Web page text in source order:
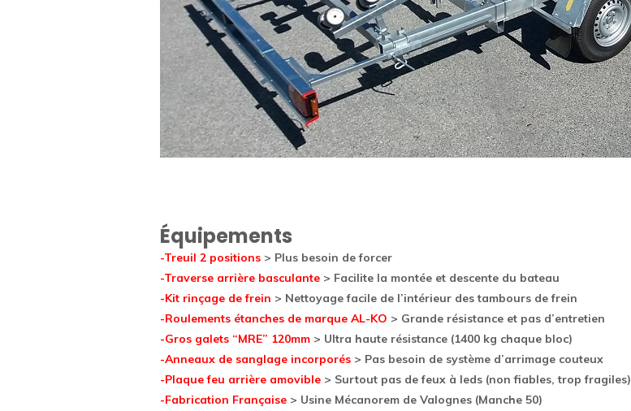
Équipements
-Treuil 2 positions > Plus besoin de forcer
-Traverse arrière basculante > Facilite la montée et descente du bateau
-Kit rinçage de frein > Nettoyage facile de l’intérieur des tambours de frein
-Roulements étanches de marque AL-KO > Grande résistance et pas d’entretien
-Gros galets “MRE” 120mm > Ultra haute résistance (1400 kg chaque bloc)
-Anneaux de sanglage incorporés > Pas besoin de système d’arrimage couteux
-Plaque feu arrière amovible > Surtout pas de feux à leds (non fiables, trop fragiles)
-Fabrication Française > Usine Mécanorem de Valognes (Manche 50)